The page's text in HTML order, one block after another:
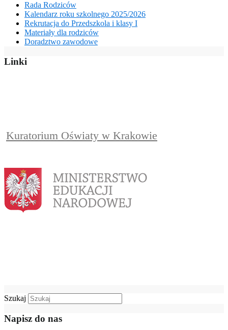
Rada Rodziców
Kalendarz roku szkolnego 2025/2026
Rekrutacja do Przedszkola i klasy I
Materiały dla rodziców
Doradztwo zawodowe
Linki
Kuratorium Oświaty w Krakowie
Szukaj
Napisz do nas